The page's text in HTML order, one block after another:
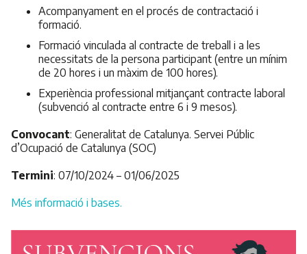
Acompanyament en el procés de contractació i
formació.
Formació vinculada al contracte de treball i a les
necessitats de la persona participant (entre un mínim
de 20 hores i un màxim de 100 hores).
Experiència professional mitjançant contracte laboral
(subvenció al contracte entre 6 i 9 mesos).
Convocant: Generalitat de Catalunya. Servei Públic
d’Ocupació de Catalunya (SOC)
Termini: 07/10/2024 – 01/06/2025
Més informació i bases.